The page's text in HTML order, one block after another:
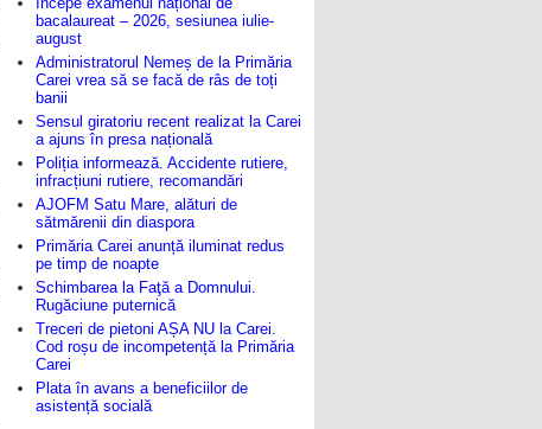
bacalaureat – 2026, sesiunea iulie-
august
Administratorul Nemeș de la Primăria
Carei vrea să se facă de râs de toți
banii
Sensul giratoriu recent realizat la Carei
a ajuns în presa națională
Poliția informează. Accidente rutiere,
infracțiuni rutiere, recomandări
AJOFM Satu Mare, alături de
sătmărenii din diaspora
Primăria Carei anunță iluminat redus
pe timp de noapte
Schimbarea la Faţă a Domnului.
Rugăciune puternică
Treceri de pietoni AȘA NU la Carei.
Cod roșu de incompetență la Primăria
Carei
Plata în avans a beneficiilor de
asistență socială